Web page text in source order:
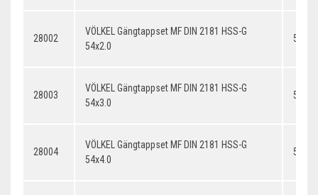
28002
VÖLKEL Gängtappset MF DIN 2181 HSS-G
54x2.0
28003
VÖLKEL Gängtappset MF DIN 2181 HSS-G
54x3.0
28004
VÖLKEL Gängtappset MF DIN 2181 HSS-G
54x4.0